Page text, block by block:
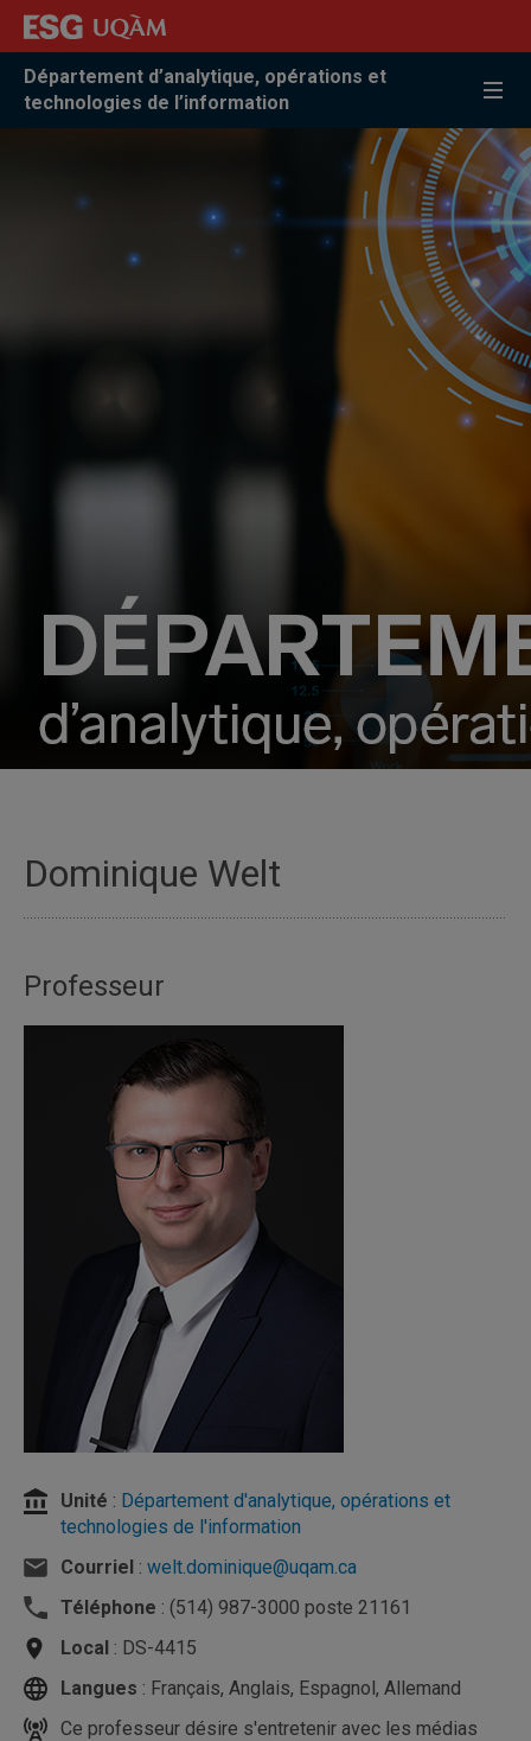
Accéder
recherche
Accéder
menu
pricipal
Accéder
zone
centrale
Département d’analytique, opérations et
technologies de l’information
Dominique Welt
Professeur
Unité : Département d'analytique, opérations et
technologies de l'information
Courriel : welt.dominique@uqam.ca
Téléphone : (514) 987-3000 poste 21161
Local : DS-4415
Langues : Français, Anglais, Espagnol, Allemand
Ce professeur désire s'entretenir avec les médias